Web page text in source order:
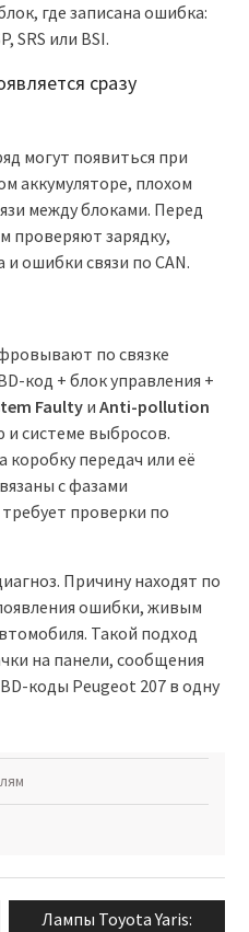
где записана ошибка:
SRS или BSI.
сразу
могут появиться при
аккумуляторе, плохом
между блоками. Перед
проверяют зарядку,
и ошибки связи по CAN.
по связке
код + блок управления +
Faultyи Anti-pollution
и системе выбросов.
коробку передач или её
с фазами
требует проверки по
Причину находят по
ошибки, живым
Такой подход
на панели, сообщения
коды Peugeot 207 в одну
Next
Лампы Toyota Yaris: